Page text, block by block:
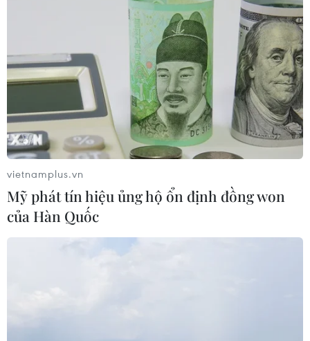
TIN LIÊN QUAN
Lợi nhuận giảm, nợ xấu tăng, ngân hàng
vietnamplus.vn
Mỹ phát tín hiệu ủng hộ ổn định đồng won
của Hàn Quốc